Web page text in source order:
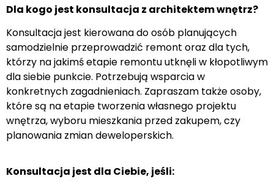
Dla kogo jest konsultacja z architektem wnętrz?
Konsultacja jest kierowana do osób planujących
samodzielnie przeprowadzić remont oraz dla tych,
którzy na jakimś etapie remontu utknęli w kłopotliwym
dla siebie punkcie. Potrzebują wsparcia w
konkretnych zagadnieniach. Zapraszam także osoby,
które są na etapie tworzenia własnego projektu
wnętrza, wyboru mieszkania przed zakupem, czy
planowania zmian deweloperskich.
Konsultacja jest dla Ciebie, jeśli: